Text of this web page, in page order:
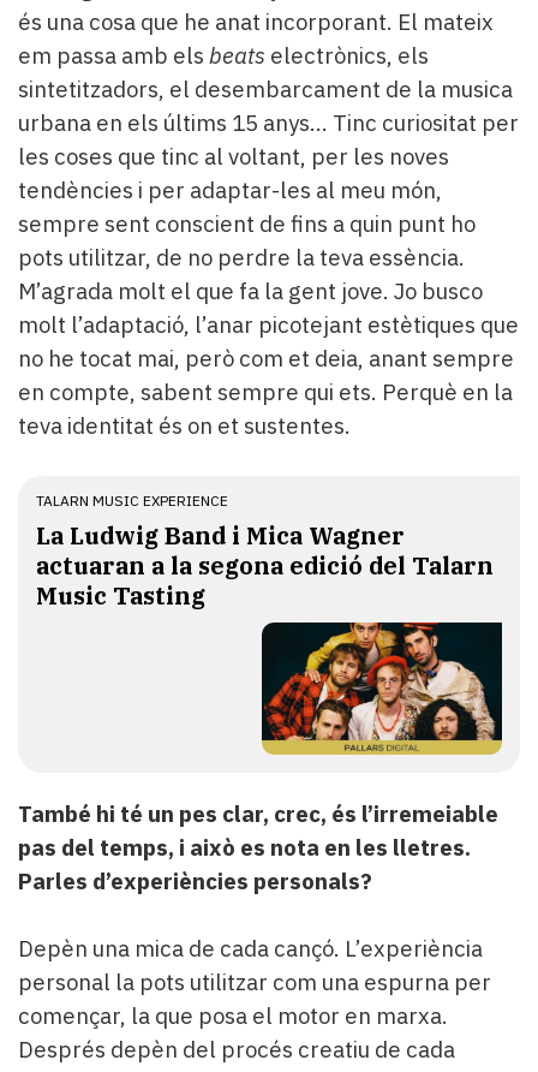
és una cosa que he anat incorporant. El mateix
em passa amb els beats electrònics, els
sintetitzadors, el desembarcament de la musica
urbana en els últims 15 anys… Tinc curiositat per
les coses que tinc al voltant, per les noves
tendències i per adaptar-les al meu món,
sempre sent conscient de fins a quin punt ho
pots utilitzar, de no perdre la teva essència.
M’agrada molt el que fa la gent jove. Jo busco
molt l’adaptació, l’anar picotejant estètiques que
no he tocat mai, però com et deia, anant sempre
en compte, sabent sempre qui ets. Perquè en la
teva identitat és on et sustentes.
TALARN MUSIC EXPERIENCE
La Ludwig Band i Mica Wagner
actuaran a la segona edició del Talarn
Music Tasting
També hi té un pes clar, crec, és l’irremeiable
pas del temps, i això es nota en les lletres.
Parles d’experiències personals?
Depèn una mica de cada cançó. L’experiència
personal la pots utilitzar com una espurna per
començar, la que posa el motor en marxa.
Després depèn del procés creatiu de cada